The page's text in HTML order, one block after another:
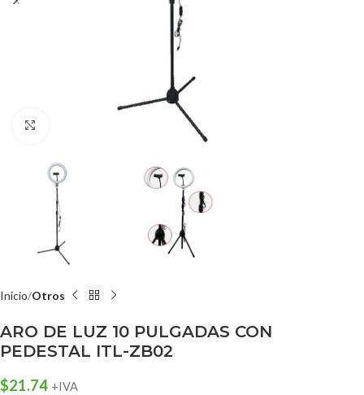
Inicio Otros
ARO DE LUZ 10 PULGADAS CON
PEDESTAL ITL-ZB02
$21.74 +IVA